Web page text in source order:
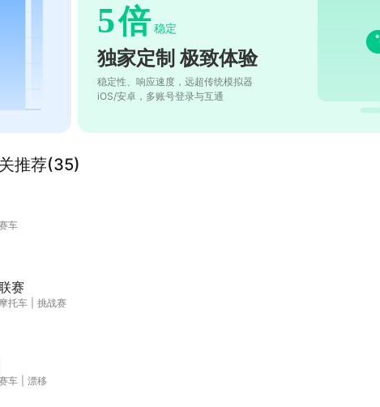
5倍 稳定
独家定制 极致体验
稳定性、响应速度，远超传统模拟器
iOS/安卓，多账号登录与互通
推荐(35)
车
赛
摩托车
挑战赛
车
漂移